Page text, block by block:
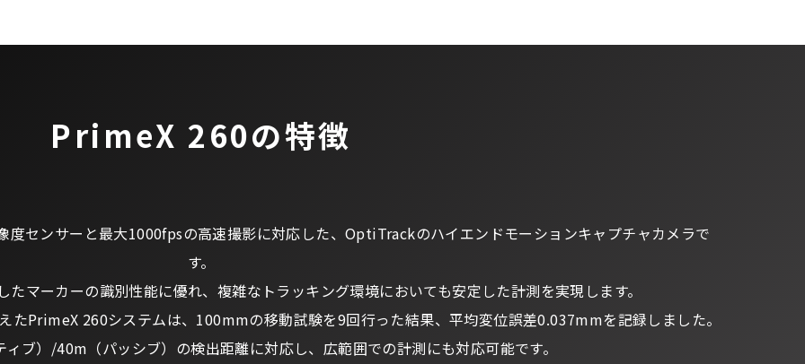
0
PrimeX 260の特徴
センサーと最大1000fpsの高速撮影に対応した、OptiTrackのハイエンドモーションキャプチャカメラで
す。
マーカーの識別性能に優れ、複雑なトラッキング環境においても安定した計測を実現します。
たPrimeX 260システムは、100mmの移動試験を9回行った結果、平均変位誤差0.037mmを記録しました。
ブ）/40m（パッシブ）の検出距離に対応し、広範囲での計測にも対応可能です。